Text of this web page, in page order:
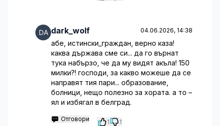
dark_wolf 04.06.2026, 14:38
абе, истински_граждан, верно каза!
каква държава сме си... да го върнат
тука набързо, че да му видят акъла! 150
милки?! господи, за какво можеше да се
направят тия пари... образование,
болници, нещо полезно за хората. а то –
ял и избягал в белград.
Отговори 1 1